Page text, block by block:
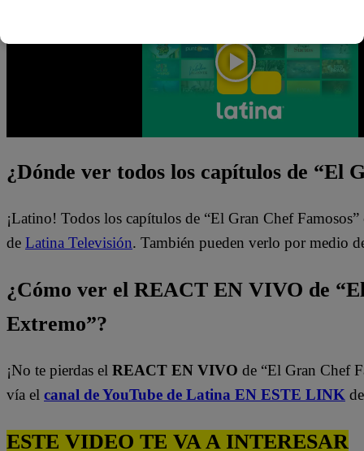
¿Dónde ver todos los capítulos de “El
¡Latino! Todos los capítulos de “El Gran Chef
de Latina Televisión. También pueden verlo por medio
¿Cómo ver el REACT EN VIVO de
Extremo”?
¡No te pierdas el REACT EN VIVO de “El Gran Chef
vía el canal de YouTube de Latina EN ESTE LINK
ESTE VIDEO TE VA A INTERESAR